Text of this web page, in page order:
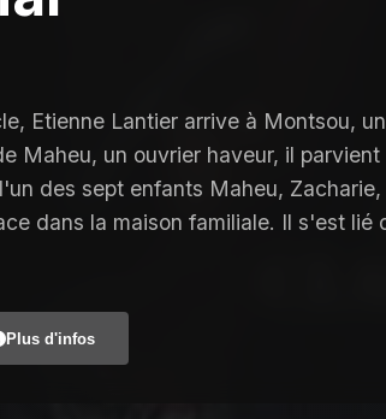
Etienne Lantier arrive à Montsou,
Maheu, un ouvrier haveur, il parvient
des sept enfants Maheu, Zacharie,
dans la maison familiale. Il s'est lié
Plus d'infos